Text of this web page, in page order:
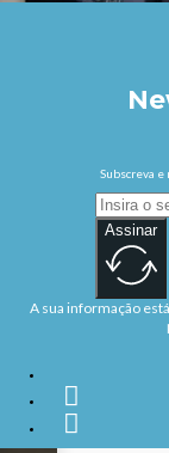
à
um
de
Subscreva e
Assinar
A sua informação